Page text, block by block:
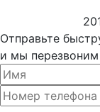
Отправьте
и мы